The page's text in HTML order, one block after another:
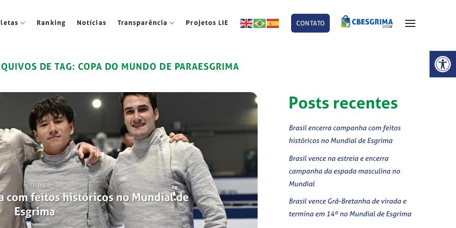
Abrir
Ranking Notícias Transparência Projetos LIE CONTATO
DE TAG: COPA DO MUNDO DE PARAESGRIMA
NOTÍCIAS
com feitos históricos no Mundial de
Esgrima
Posts recentes
Brasil encerra campanha com feitos
históricos no Mundial de Esgrima
Brasil vence na estreia e encerra
campanha da espada masculina no
Mundial
Brasil vence Grã-Bretanha de virada e
termina em 14º no Mundial de Esgrima